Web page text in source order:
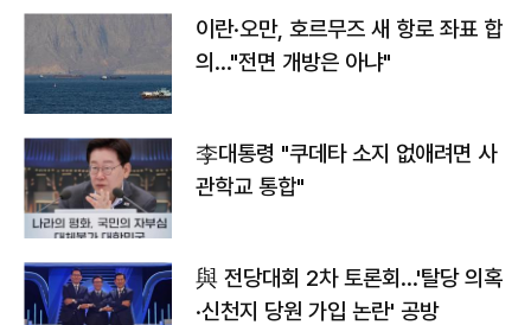
이란·오만, 호르무즈 새 항로 좌표 합
의…"전면 개방은 아냐"
李대통령 "쿠데타 소지 없애려면 사
관학교 통합"
與 전당대회 2차 토론회…'탈당 의혹
·신천지 당원 가입 논란' 공방